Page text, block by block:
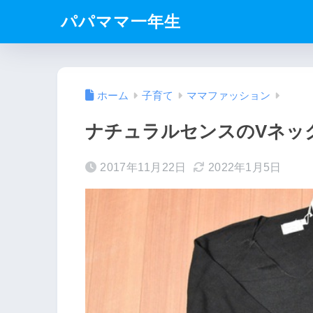
パパママ一年生
ホーム 子育て ママファッション
ナチュラルセンスのVネッ
2017年11月22日 2022年1月5日